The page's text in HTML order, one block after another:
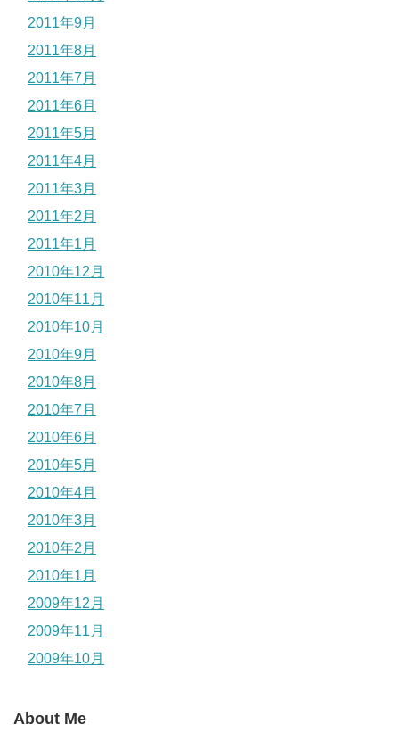
2011年9月
2011年8月
2011年7月
2011年6月
2011年5月
2011年4月
2011年3月
2011年2月
2011年1月
2010年12月
2010年11月
2010年10月
2010年9月
2010年8月
2010年7月
2010年6月
2010年5月
2010年4月
2010年3月
2010年2月
2010年1月
2009年12月
2009年11月
2009年10月
About Me